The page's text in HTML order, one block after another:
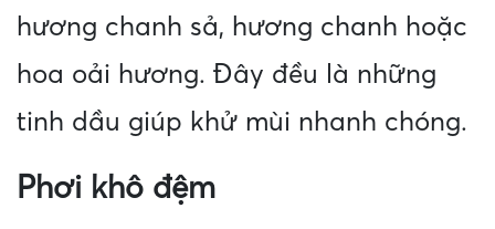
hương chanh sả, hương chanh hoặc
hoa oải hương. Đây đều là những
tinh dầu giúp khử mùi nhanh chóng.
Phơi khô đệm